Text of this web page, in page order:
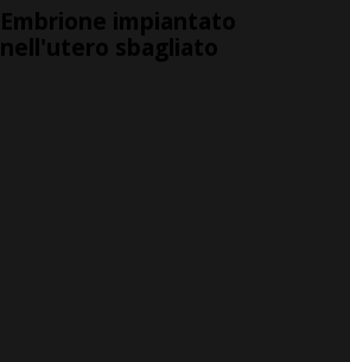
Embrione impiantato
nell'utero sbagliato